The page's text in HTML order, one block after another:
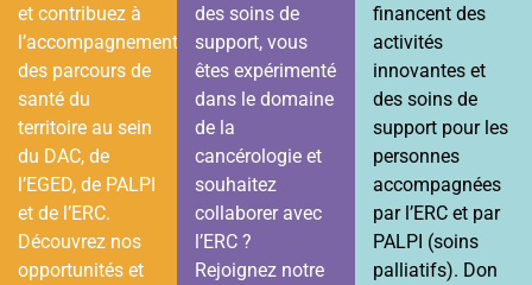
et contribuez à
l’accompagnement
des parcours de
santé du
territoire au sein
du DAC, de
l’EGED, de PALPI
et de l’ERC.
Découvrez nos
opportunités et
des soins de
support, vous
êtes expérimenté
dans le domaine
de la
cancérologie et
souhaitez
collaborer avec
l’ERC ?
Rejoignez notre
financent des
activités
innovantes et
des soins de
support pour les
personnes
accompagnées
par l’ERC et par
PALPI (soins
palliatifs). Don